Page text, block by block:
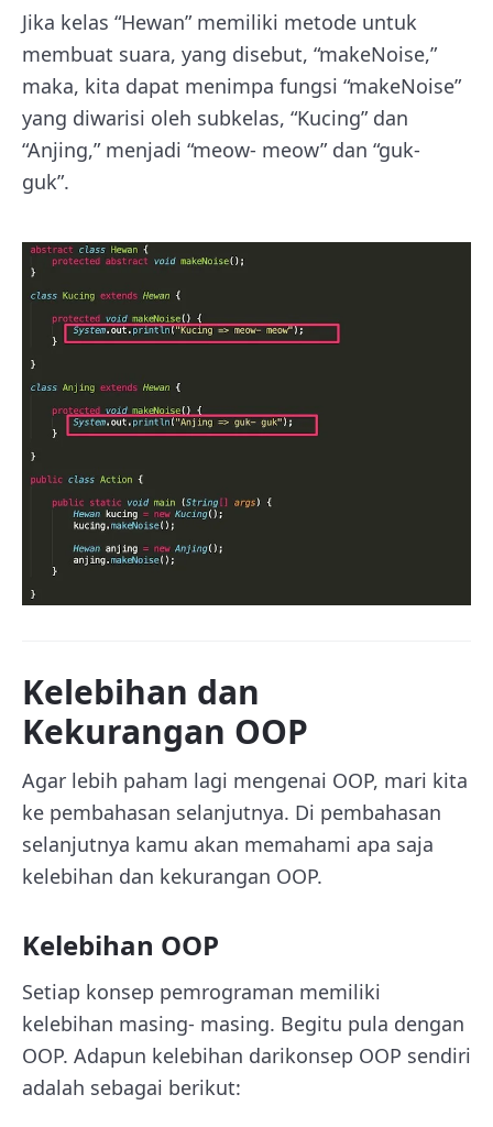
Jika kelas “Hewan” memiliki metode untuk
membuat suara, yang disebut, “makeNoise,”
maka, kita dapat menimpa fungsi “makeNoise”
yang diwarisi oleh subkelas, “Kucing” dan
“Anjing,” menjadi “meow- meow” dan “guk-
guk”.
Kelebihan dan
Kekurangan OOP
Agar lebih paham lagi mengenai OOP, mari kita
ke pembahasan selanjutnya. Di pembahasan
selanjutnya kamu akan memahami apa saja
kelebihan dan kekurangan OOP.
Kelebihan OOP
Setiap konsep pemrograman memiliki
kelebihan masing- masing. Begitu pula dengan
OOP. Adapun kelebihan darikonsep OOP sendiri
adalah sebagai berikut: